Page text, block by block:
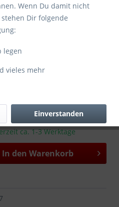
ca. 1-3 Werktage
In den Warenkorb
Wenn Du damit nicht
Dir folgende
legen
vieles mehr
Einverstanden